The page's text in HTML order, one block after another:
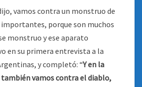
vamos contra un monstruo de
porque son muchos
monstruo y ese aparato
en su primera entrevista a la
y completó: “Y en la
también vamos contra el diablo,